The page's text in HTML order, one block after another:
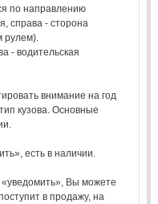
по направлению
справа - сторона
рулем).
- водительская
внимание на год
кузова. Основные
есть в наличии.
«уведомить», Вы можете
в продажу, на